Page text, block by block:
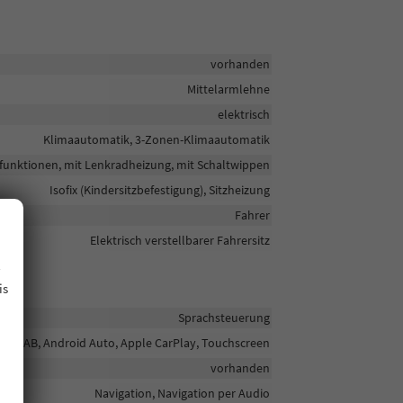
vorhanden
Mittelarmlehne
elektrisch
Klimaautomatik, 3-Zonen-Klimaautomatik
mit Lenkradheizung, mit Schaltwippen
Isofix (Kindersitzbefestigung), Sitzheizung
Fahrer
Elektrisch verstellbarer Fahrersitz
Sprachsteuerung
DAB, Android Auto, Apple CarPlay, Touchscreen
vorhanden
Navigation, Navigation per Audio